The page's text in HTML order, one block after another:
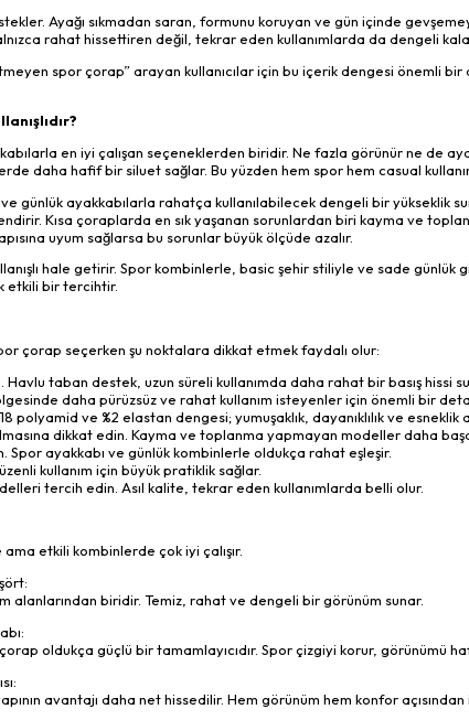
Ayağı sıkmadan saran, formunu koruyan ve gün içinde
rahat hissettiren değil, tekrar eden kullanımlarda da dengeli
spor çorap” arayan kullanıcılar için bu içerik dengesi önemli bir
en iyi çalışan seçeneklerden biridir. Ne fazla görünür ne de
daha hafif bir siluet sağlar. Bu yüzden hem spor hem casual
günlük ayakkabılarla rahatça kullanılabilecek dengeli bir yükseklik
Kısa çoraplarda en sık yaşanan sorunlardan biri kayma ve
uyum sağlarsa bu sorunlar büyük ölçüde azalır.
hale getirir. Spor kombinlerle, basic şehir stiliyle ve sade
etkili bir tercihtir.
çorap seçerken şu noktalara dikkat etmek faydalı olur:
Havlu taban destek, uzun süreli kullanımda daha rahat bir basış hissi
daha pürüzsüz ve rahat kullanım isteyenler için önemli bir
polyamid ve %2 elastan dengesi; yumuşaklık, dayanıklılık ve esneklik
dikkat edin. Kayma ve toplanma yapmayan modeller daha
Spor ayakkabı ve günlük kombinlerle oldukça rahat eşleşir.
kullanım için büyük pratiklik sağlar.
tercih edin. Asıl kalite, tekrar eden kullanımlarda belli olur.
etkili kombinlerde çok iyi çalışır.
alanlarından biridir. Temiz, rahat ve dengeli bir görünüm sunar.
oldukça güçlü bir tamamlayıcıdır. Spor çizgiyi korur, görünümü
avantajı daha net hissedilir. Hem görünüm hem konfor